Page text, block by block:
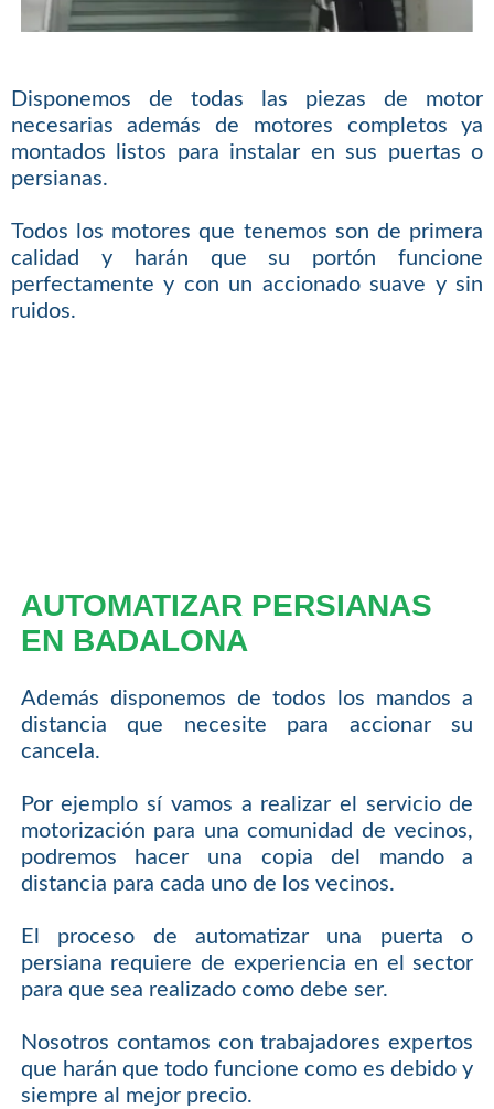
Disponemos de todas las piezas de motor
necesarias además de motores completos ya
montados listos para instalar en sus puertas o
persianas.
Todos los motores que tenemos son de primera
calidad y harán que su portón funcione
perfectamente y con un accionado suave y sin
ruidos.
AUTOMATIZAR PERSIANAS
EN BADALONA
Además disponemos de todos los mandos a
distancia que necesite para accionar su
cancela.
Por ejemplo sí vamos a realizar el servicio de
motorización para una comunidad de vecinos,
podremos hacer una copia del mando a
distancia para cada uno de los vecinos.
El proceso de automatizar una puerta o
persiana requiere de experiencia en el sector
para que sea realizado como debe ser.
Nosotros contamos con trabajadores expertos
que harán que todo funcione como es debido y
siempre al mejor precio.